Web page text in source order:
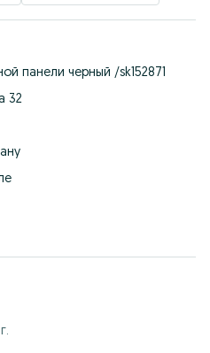
панели черный /sk152871
32